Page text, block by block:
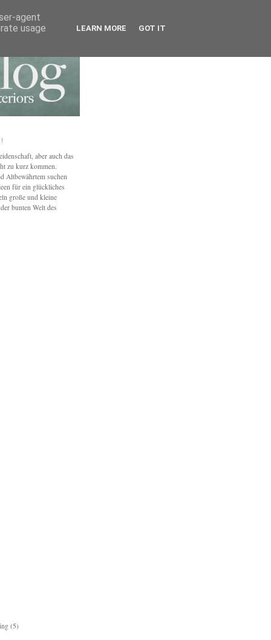
aber auch das
zu kurz kommen.
Altbewährtem suchen
für ein glückliches
große und kleine
bunten Welt des
(5)
agent
usage
LEARN MORE GOT IT